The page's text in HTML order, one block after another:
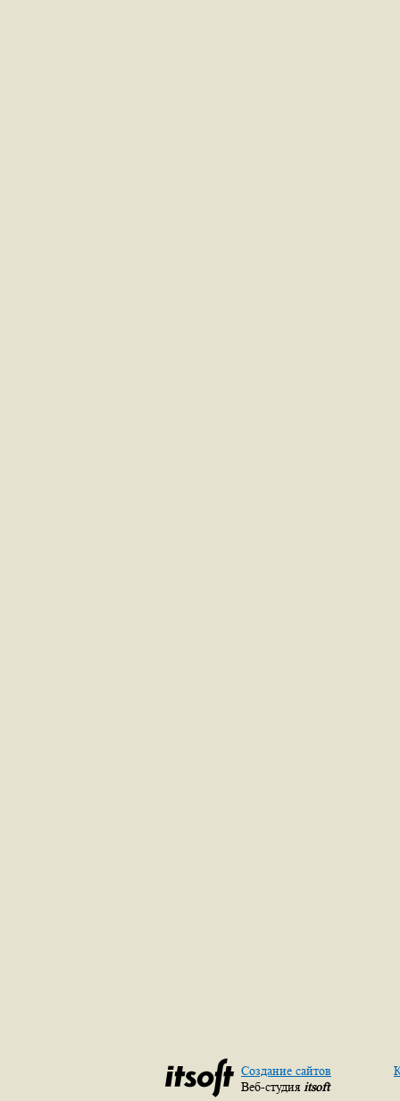
Создание сайтов
Веб-студия itsoft